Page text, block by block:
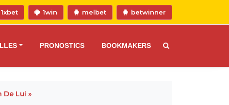
1xbet 1win melbet betwinner
PRONOSTICS BOOKMAKERS
De Lui »